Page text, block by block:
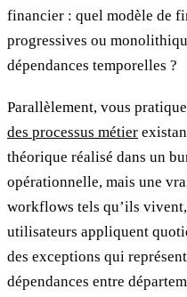
financier : quel modèle de
progressives ou
dépendances temporelles ?
Parallèlement, vous
des processus métier
théorique réalisé dans un
opérationnelle, mais une
workflows tels qu’ils
utilisateurs appliquent
des exceptions qui
dépendances entre